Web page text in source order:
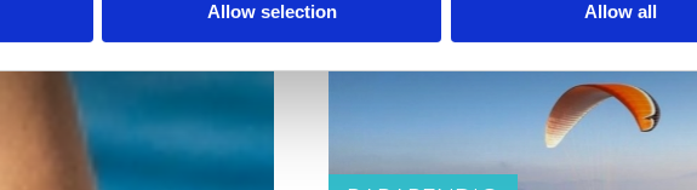
Allow selection Allow all